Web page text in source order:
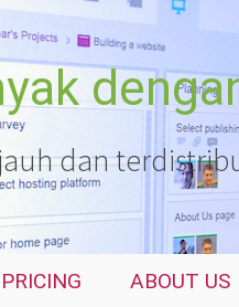
dan
PRICING ABOUT US